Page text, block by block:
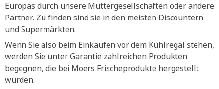
Europas durch unsere Muttergesellschaften oder andere
Partner. Zu finden sind sie in den meisten Discountern
und Supermärkten.
Wenn Sie also beim Einkaufen vor dem Kühlregal stehen,
werden Sie unter Garantie zahlreichen Produkten
begegnen, die bei Moers Frischeprodukte hergestellt
wurden.